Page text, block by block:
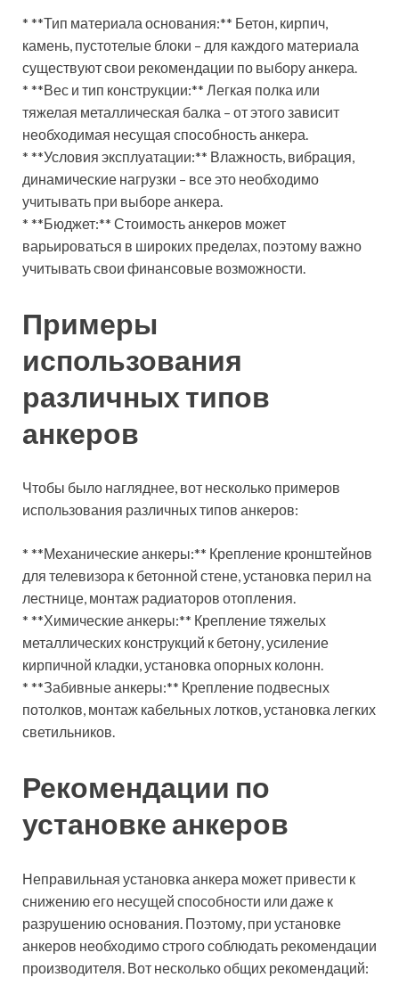
* **Тип материала основания:** Бетон, кирпич,
камень, пустотелые блоки – для каждого материала
существуют свои рекомендации по выбору анкера.
* **Вес и тип конструкции:** Легкая полка или
тяжелая металлическая балка – от этого зависит
необходимая несущая способность анкера.
* **Условия эксплуатации:** Влажность, вибрация,
динамические нагрузки – все это необходимо
учитывать при выборе анкера.
* **Бюджет:** Стоимость анкеров может
варьироваться в широких пределах, поэтому важно
учитывать свои финансовые возможности.
Примеры
использования
различных типов
анкеров
Чтобы было нагляднее, вот несколько примеров
использования различных типов анкеров:
* **Механические анкеры:** Крепление кронштейнов
для телевизора к бетонной стене, установка перил на
лестнице, монтаж радиаторов отопления.
* **Химические анкеры:** Крепление тяжелых
металлических конструкций к бетону, усиление
кирпичной кладки, установка опорных колонн.
* **Забивные анкеры:** Крепление подвесных
потолков, монтаж кабельных лотков, установка легких
светильников.
Рекомендации по
установке анкеров
Неправильная установка анкера может привести к
снижению его несущей способности или даже к
разрушению основания. Поэтому, при установке
анкеров необходимо строго соблюдать рекомендации
производителя. Вот несколько общих рекомендаций: